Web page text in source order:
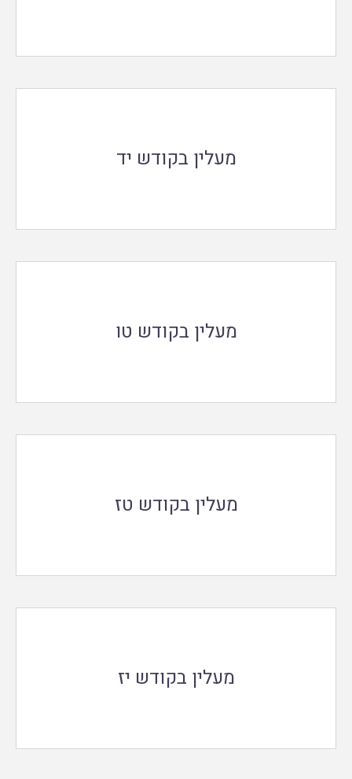
מעלין בקודש יד
מעלין בקודש טו
מעלין בקודש טז
מעלין בקודש יז